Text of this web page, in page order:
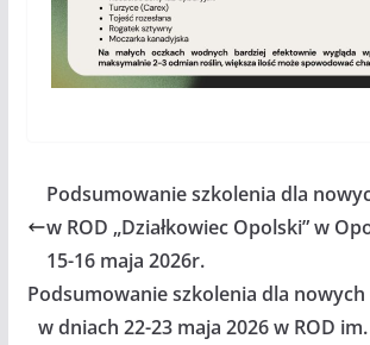
Podsumowanie szkolenia dla
w ROD „Działkowiec Opolski” w
15-16 maja 2026r.
Podsumowanie szkolenia dla nowych
w dniach 22-23 maja 2026 w ROD